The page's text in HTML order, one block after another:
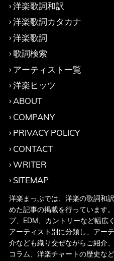
洋楽歌詞和訳
洋楽歌詞カタカナ
洋楽歌詞
歌詞検索
アーティスト一覧
洋楽ヒッツ
ABOUT
COMPANY
PRIVACY POLICY
CONTACT
WRITER
SITEMAP
洋楽まっぷでは、洋楽の歌詞和
めた記事の掲載を行っています
プ、EDM、カントリーなど幅広
アーティスト別に分類し、アー
介なども織り交ぜながらご紹介
コラム、洋楽チャートの歴史な